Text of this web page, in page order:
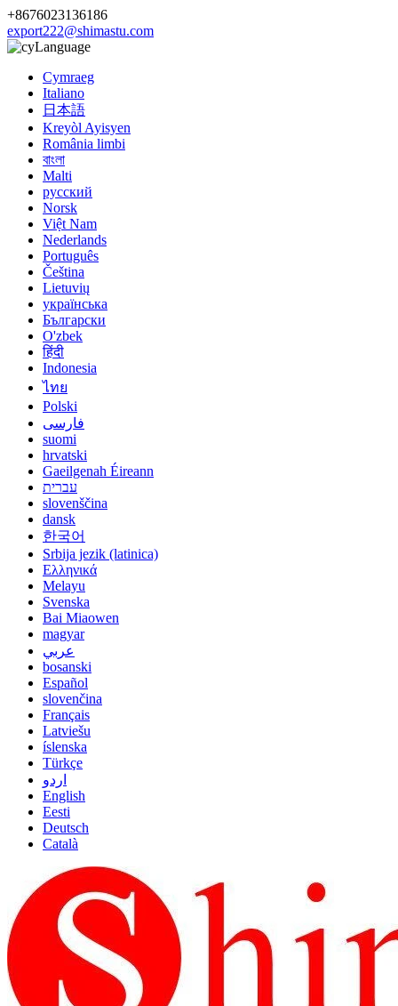
+8676023136186
export222@shimastu.com
Language
Cymraeg
Italiano
日本語
Kreyòl Ayisyen
România limbi
বাংলা
Malti
русский
Norsk
Việt Nam
Nederlands
Português
Čeština
Lietuvių
українська
Български
O'zbek
हिंदी
Indonesia
ไทย
Polski
فارسی
suomi
hrvatski
Gaeilgenah Éireann
עברית
slovenščina
dansk
한국어
Srbija jezik (latinica)
Ελληνικά
Melayu
Svenska
Bai Miaowen
magyar
عربي
bosanski
Español
slovenčina
Français
Latviešu
íslenska
Türkçe
اردو
English
Eesti
Deutsch
Català